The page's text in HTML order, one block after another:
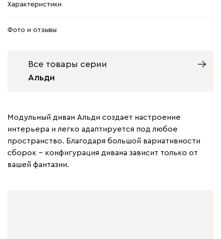
Характеристики
Фото и отзывы
Все товары серии
Альди
Модульный диван Альди создает настроение
интерьера и легко адаптируется под любое
пространство. Благодаря большой вариативности
сборок - конфигурация дивана зависит только от
вашей фантазии.